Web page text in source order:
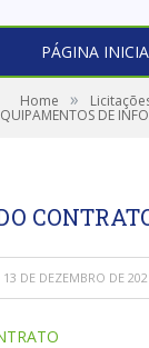
PÁGINA
Home »
DE
13 DE DEZEMBRO DE